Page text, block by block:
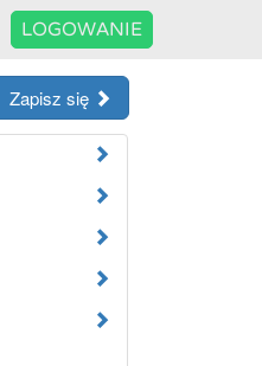
LOGOWANIE
Zapisz się